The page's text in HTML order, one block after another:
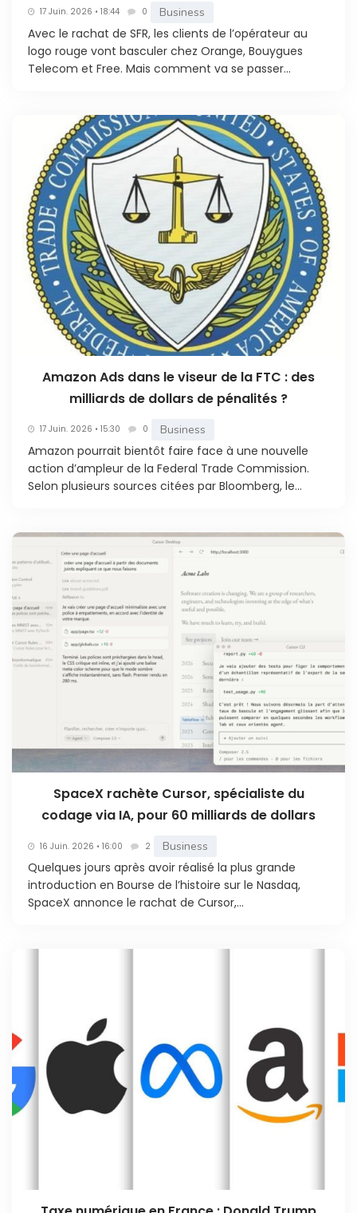
17 Juin. 2026 • 18:44 0 Business
Avec le rachat de SFR, les clients de l’opérateur au
logo rouge vont basculer chez Orange, Bouygues
Telecom et Free. Mais comment va se passer...
Amazon Ads dans le viseur de la FTC : des
milliards de dollars de pénalités ?
17 Juin. 2026 • 15:30 0 Business
Amazon pourrait bientôt faire face à une nouvelle
action d’ampleur de la Federal Trade Commission.
Selon plusieurs sources citées par Bloomberg, le...
SpaceX rachète Cursor, spécialiste du
codage via IA, pour 60 milliards de dollars
16 Juin. 2026 • 16:00 2 Business
Quelques jours après avoir réalisé la plus grande
introduction en Bourse de l’histoire sur le Nasdaq,
SpaceX annonce le rachat de Cursor,...